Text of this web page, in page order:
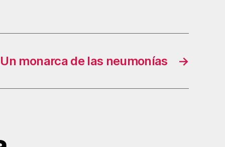
→
Un monarca de las neumonías